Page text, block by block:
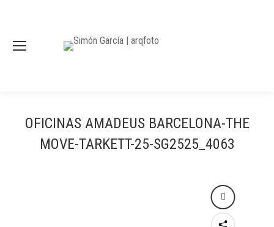
OFICINAS AMADEUS BARCELONA-THE
MOVE-TARKETT-25-SG2525_4063